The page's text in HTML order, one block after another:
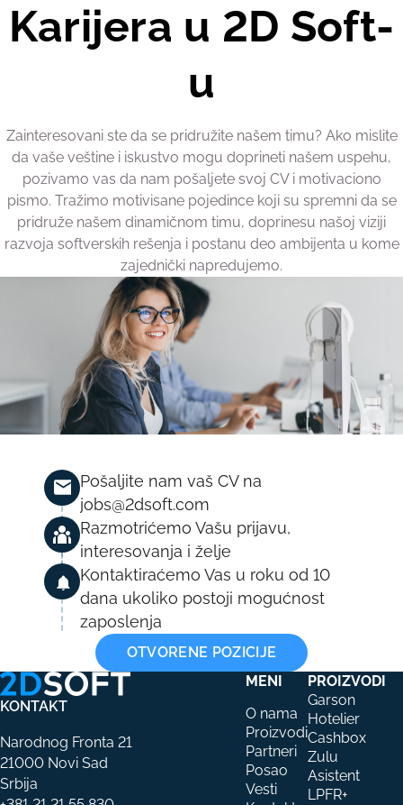
Karijera u 2D Soft-
u
Zainteresovani ste da se pridružite našem timu? Ako mislite
da vaše veštine i iskustvo mogu doprineti našem uspehu,
pozivamo vas da nam pošaljete svoj CV i motivaciono
pismo. Tražimo motivisane pojedince koji su spremni da se
pridruže našem dinamičnom timu, doprinesu našoj viziji
razvoja softverskih rešenja i postanu deo ambijenta u kome
zajednički napredujemo.
Pošaljite nam vaš CV na
jobs@2dsoft.com
Razmotrićemo Vašu prijavu,
interesovanja i želje
Kontaktiraćemo Vas u roku od 10
dana ukoliko postoji mogućnost
zaposlenja
OTVORENE POZICIJE
KONTAKT
Narodnog Fronta 21
21000 Novi Sad
Srbija
MENI
O nama
Proizvodi
Partneri
Posao
Vesti
PROIZVODI
Garson
Hotelier
Cashbox
Zulu
Asistent
LPFR+